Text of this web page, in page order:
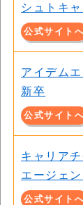
シュトキャ
公式サイト
アイデム
新卒
公式サイト
キャリア
エージェン
公式サイト